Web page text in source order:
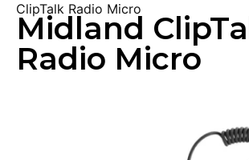
ClipTalk Radio Micro
Midland
Radio Micro